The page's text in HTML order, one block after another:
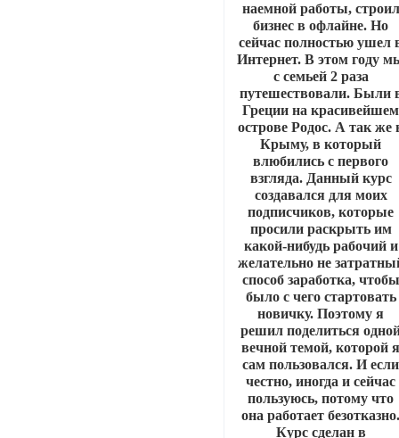
наемной работы, строил
бизнес в офлайне. Но
сейчас полностью ушел
Интернет. В этом году
с семьей 2 раза
путешествовали. Были
Греции на красивейшем
острове Родос. А так же
Крыму, в который
влюбились с первого
взгляда. Данный курс
создавался для моих
подписчиков, которые
просили раскрыть им
какой-нибудь рабочий и
желательно не
способ заработка, чтобы
было с чего стартовать
новичку. Поэтому я
решил поделиться
вечной темой, которой
сам пользовался. И если
честно, иногда и сейчас
пользуюсь, потому что
она работает
Курс сделан в